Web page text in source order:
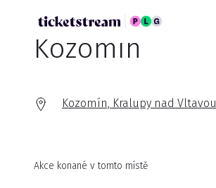
Kozomín
Kozomín, Kralupy nad Vltavou
Akce konané v tomto místě